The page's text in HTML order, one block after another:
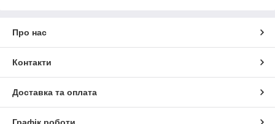
Про нас
Контакти
Доставка та оплата